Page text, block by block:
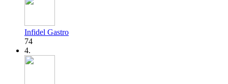
Infidel Gastro
74
4.